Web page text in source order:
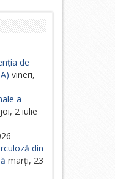
de
vineri,
a
joi, 2 iulie
din
marți, 23